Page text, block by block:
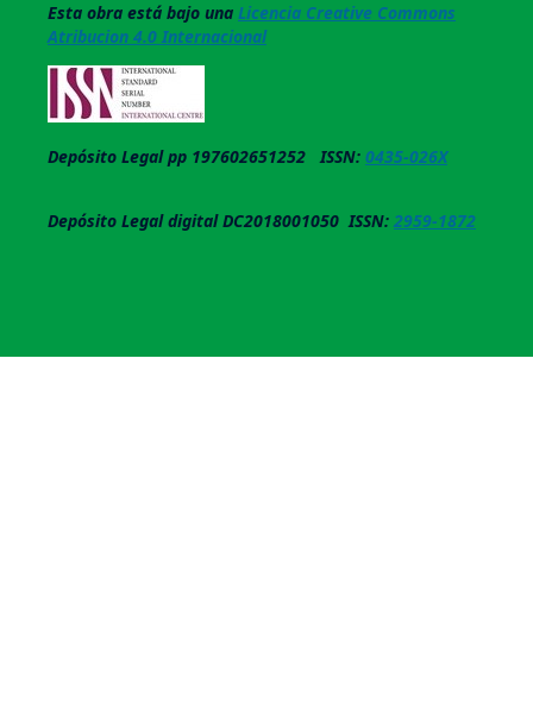
Esta obra está bajo una Licencia Creative Commons
Atribucion 4.0 Internacional
Depósito Legal pp 197602651252 ISSN: 0435-026X
Depósito Legal digital DC2018001050 ISSN: 2959-1872